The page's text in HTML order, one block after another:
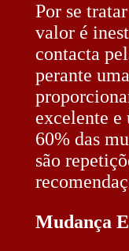
Por se
valor é
contacta
perante
excelente
60% das
são
Mudança